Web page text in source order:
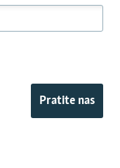
Pratite nas